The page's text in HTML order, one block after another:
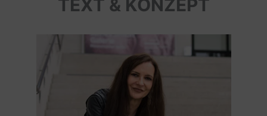
TEXT & KONZEPT